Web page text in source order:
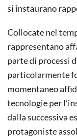
si instaurano
Collocate nel
rappresentano
parte di processi
particolarmente
momentaneo
tecnologie per
dalla successiva
protagoniste